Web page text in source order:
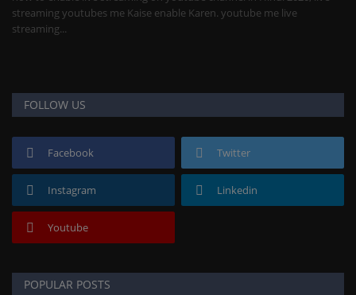
streaming youtubes me Kaise enable Karen. youtube me live
streaming...
FOLLOW US
Facebook Twitter
Instagram Linkedin
Youtube
POPULAR POSTS